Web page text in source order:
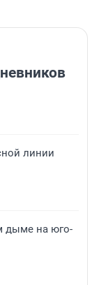
линии
дыме на юго-